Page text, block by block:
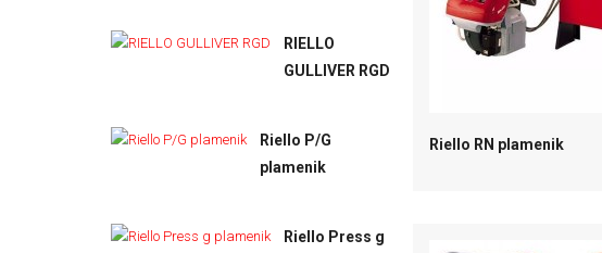
RIELLO
GULLIVER RGD
Riello P/G
plamenik
Riello Press g
Riello RN plamenik